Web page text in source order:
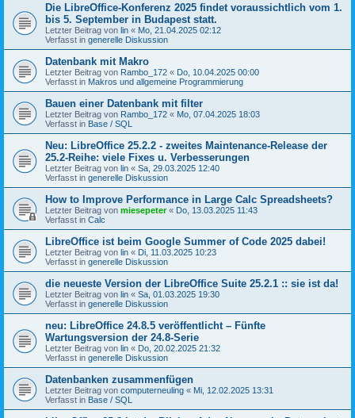
Die LibreOffice-Konferenz 2025 findet voraussichtlich vom 1.
bis 5. September in Budapest statt.
Letzter Beitrag von lin « Mo, 21.04.2025 02:12
Verfasst in generelle Diskussion
Datenbank mit Makro
Letzter Beitrag von Rambo_172 « Do, 10.04.2025 00:00
Verfasst in Makros und allgemeine Programmierung
Bauen einer Datenbank mit filter
Letzter Beitrag von Rambo_172 « Mo, 07.04.2025 18:03
Verfasst in Base / SQL
Neu: LibreOffice 25.2.2 - zweites Maintenance-Release der
25.2-Reihe: viele Fixes u. Verbesserungen
Letzter Beitrag von lin « Sa, 29.03.2025 12:40
Verfasst in generelle Diskussion
How to Improve Performance in Large Calc Spreadsheets?
Letzter Beitrag von miesepeter« Do, 13.03.2025 11:43
Verfasst in Calc
LibreOffice ist beim Google Summer of Code 2025 dabei!
Letzter Beitrag von lin « Di, 11.03.2025 10:23
Verfasst in generelle Diskussion
die neueste Version der LibreOffice Suite 25.2.1 :: sie ist da!
Letzter Beitrag von lin « Sa, 01.03.2025 19:30
Verfasst in generelle Diskussion
neu: LibreOffice 24.8.5 veröffentlicht – Fünfte
Wartungsversion der 24.8-Serie
Letzter Beitrag von lin « Do, 20.02.2025 21:32
Verfasst in generelle Diskussion
Datenbanken zusammenfügen
Letzter Beitrag von computerneuling « Mi, 12.02.2025 13:31
Verfasst in Base / SQL